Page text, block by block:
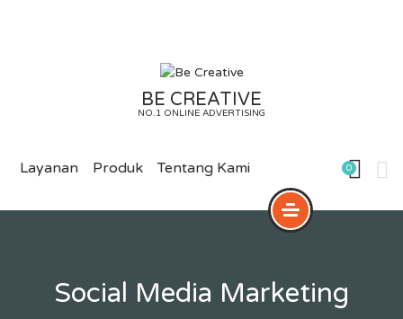
BE CREATIVE
NO.1 ONLINE ADVERTISING
Layanan Produk Tentang Kami 0
Social Media Marketing